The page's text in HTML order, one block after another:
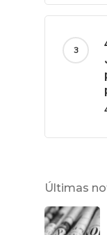
Últimas